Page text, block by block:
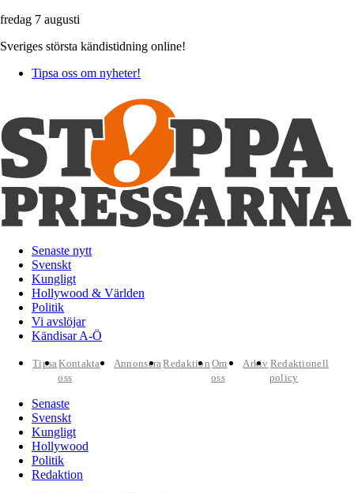
fredag 7 augusti
Sveriges största kändistidning online!
Tipsa oss om nyheter!
Senaste nytt
Svenskt
Kungligt
Hollywood & Världen
Politik
Vi avslöjar
Kändisar A-Ö
TipsaKontakta
oss
AnnonseraRedaktion Om
oss
Arkiv Redaktionell
policy
Senaste
Svenskt
Kungligt
Hollywood
Politik
Redaktion